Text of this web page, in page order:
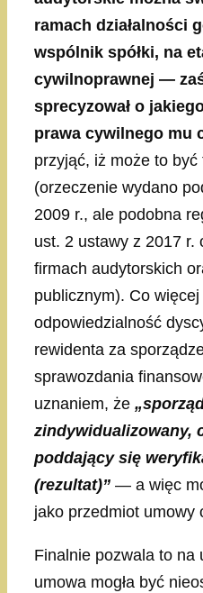
ramach działalności
wspólnik spółki, na
cywilnoprawnej —
sprecyzował o
prawa cywilnego mu
przyjąć, iż może to być
(orzeczenie wydano
2009 r., ale podobna
ust. 2 ustawy z 2017 r.
firmach audytorskich
publicznym). Co
odpowiedzialność
rewidenta za
sprawozdania
uznaniem, że
zindywidualizowany,
poddający się
(rezultat)” — a więc
jako przedmiot umowy
Finalnie pozwala to na
umowa mogła być